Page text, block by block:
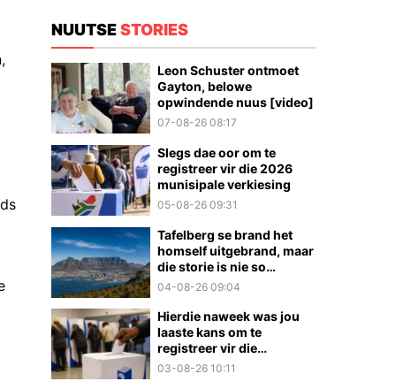
NUUTSESTORIES
Leon Schuster ontmoet
Gayton, belowe
opwindende nuus [video]
07-08-26 08:17
Slegs dae oor om te
registreer vir die 2026
munisipale verkiesing
05-08-26 09:31
Tafelberg se brand het
homself uitgebrand, maar
die storie is nie so
eenvoudig nie
04-08-26 09:04
Hierdie naweek was jou
laaste kans om te
registreer vir die
munisipale verkiesings
03-08-26 10:11